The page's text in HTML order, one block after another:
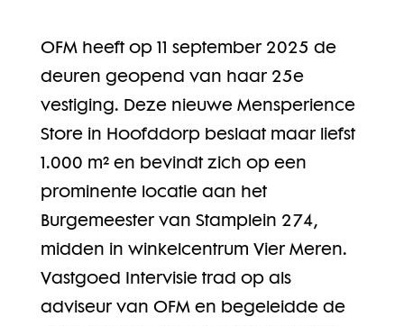
OFM heeft op 11 september 2025 de
deuren geopend van haar 25e
vestiging. Deze nieuwe Mensperience
Store in Hoofddorp beslaat maar liefst
1.000 m² en bevindt zich op een
prominente locatie aan het
Burgemeester van Stamplein 274,
midden in winkelcentrum Vier Meren.
Vastgoed Intervisie trad op als
adviseur van OFM en begeleidde de